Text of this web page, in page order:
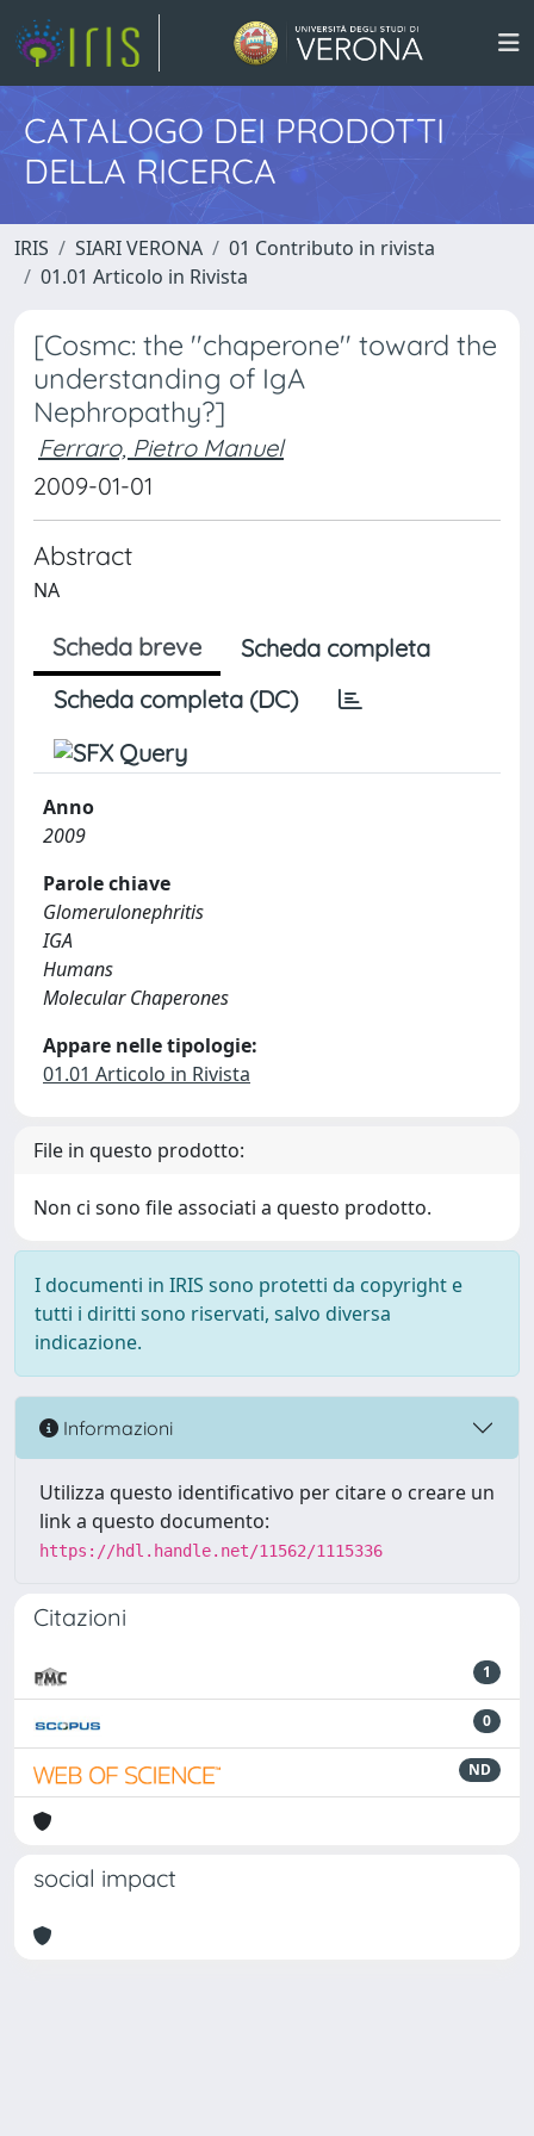
CATALOGO DEI PRODOTTI
DELLA RICERCA
IRIS SIARI VERONA
01 Contributo in rivista
01.01 Articolo in Rivista
[Cosmc: the ''chaperone'' toward the
understanding of IgA
Nephropathy?]
Ferraro, Pietro Manuel
2009-01-01
Abstract
NA
Scheda breve
Scheda completa
Scheda completa (DC)
Anno
2009
Parole chiave
Glomerulonephritis
IGA
Humans
Molecular Chaperones
Appare nelle tipologie:
01.01 Articolo in Rivista
File in questo prodotto:
Non ci sono file associati a questo prodotto.
I documenti in IRIS sono protetti da copyright e
tutti i diritti sono riservati, salvo diversa
indicazione.
Informazioni
Utilizza questo identificativo per citare o creare un
link a questo documento:
https://hdl.handle.net/11562/1115336
Citazioni
1
0
ND
social impact